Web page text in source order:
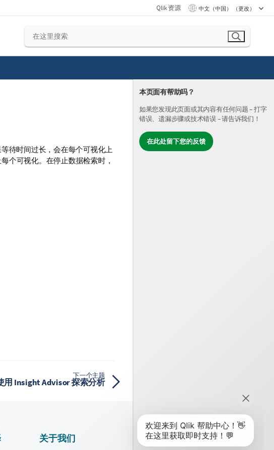
Qlik 资源 中文（中国） （更改）
本页面有帮助吗？
如果您发现此页面或其内容有任何问题 – 打字
错误、遗漏步骤或技术错误 – 请告诉我们！
在此处留下您的反馈
待时间过长，会在每个可视化上
个可视化。在停止数据检索时，
下一个主题
用 Insight Advisor 探索分析
关于我们